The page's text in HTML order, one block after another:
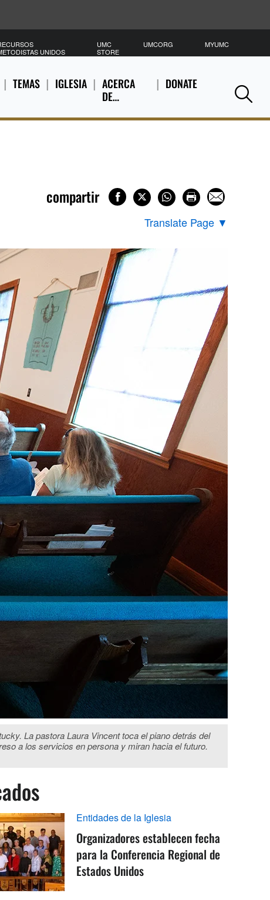
TEMAS IGLESIA
ACERCA
DE…
DONATE
UNIDOS
UMC
STORE
UMCORG MYUMC
compartir
Translate Page ▼
La pastora Laura Vincent toca el piano detrás del
a los servicios en persona y miran hacia el futuro.
Entidades de la Iglesia
Organizadores establecen fecha
para la Conferencia Regional de
Estados Unidos